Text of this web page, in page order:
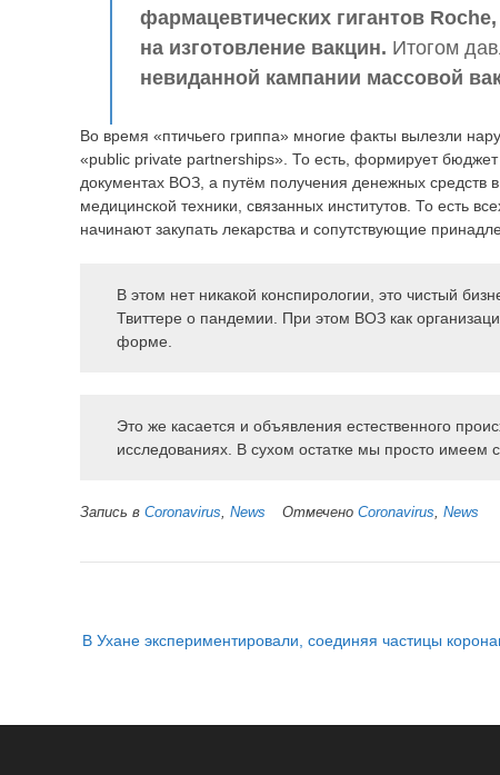
фармацевтических гигантов
на изготовление вакцин. Итогом
невиданной кампании массовой
Во время «птичьего гриппа» многие факты вылезли
«public private partnerships». То есть, формирует
документах ВОЗ, а путём получения денежных средств
медицинской техники, связанных институтов. То есть
начинают закупать лекарства и сопутствующие
В этом нет никакой конспирологии, это чистый
Твиттере о пандемии. При этом ВОЗ как
форме.
Это же касается и объявления естественного
исследованиях. В сухом остатке мы просто имеем
Запись в Coronavirus, News Отмечено Coronavirus, News
а
В Ухане экспериментировали, соединяя частицы